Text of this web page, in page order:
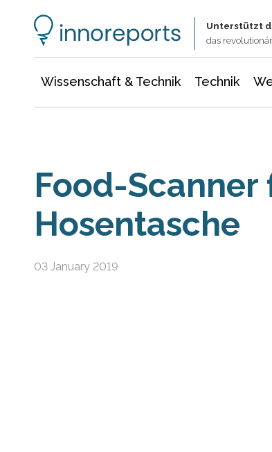
Unterstützt
das
Wissenschaft & Technik Technik
Food-Scanner
Hosentasche
03 January 2019